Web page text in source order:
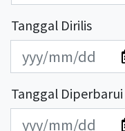
Tanggal Dirilis
日
期
開
日
期
結
Tanggal Diperbarui